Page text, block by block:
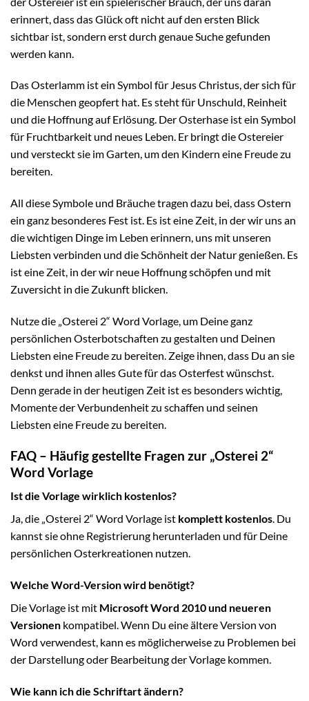
erinnert, dass das Glück oft nicht auf den ersten Blick
sichtbar ist, sondern erst durch genaue Suche gefunden
werden kann.
Das Osterlamm ist ein Symbol für Jesus Christus, der sich für
die Menschen geopfert hat. Es steht für Unschuld, Reinheit
und die Hoffnung auf Erlösung. Der Osterhase ist ein Symbol
für Fruchtbarkeit und neues Leben. Er bringt die Ostereier
und versteckt sie im Garten, um den Kindern eine Freude zu
bereiten.
All diese Symbole und Bräuche tragen dazu bei, dass Ostern
ein ganz besonderes Fest ist. Es ist eine Zeit, in der wir uns an
die wichtigen Dinge im Leben erinnern, uns mit unseren
Liebsten verbinden und die Schönheit der Natur genießen. Es
ist eine Zeit, in der wir neue Hoffnung schöpfen und mit
Zuversicht in die Zukunft blicken.
Nutze die „Osterei 2“ Word Vorlage, um Deine ganz
persönlichen Osterbotschaften zu gestalten und Deinen
Liebsten eine Freude zu bereiten. Zeige ihnen, dass Du an sie
denkst und ihnen alles Gute für das Osterfest wünschst.
Denn gerade in der heutigen Zeit ist es besonders wichtig,
Momente der Verbundenheit zu schaffen und seinen
Liebsten eine Freude zu bereiten.
FAQ – Häufig gestellte Fragen zur „Osterei 2“
Word Vorlage
Ist die Vorlage wirklich kostenlos?
Ja, die „Osterei 2“ Word Vorlage ist komplett kostenlos. Du
kannst sie ohne Registrierung herunterladen und für Deine
persönlichen Osterkreationen nutzen.
Welche Word-Version wird benötigt?
Die Vorlage ist mit Microsoft Word 2010 und neueren
Versionen kompatibel. Wenn Du eine ältere Version von
Word verwendest, kann es möglicherweise zu Problemen bei
der Darstellung oder Bearbeitung der Vorlage kommen.
Wie kann ich die Schriftart ändern?